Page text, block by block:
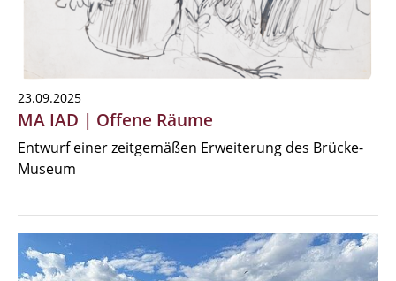
23.09.2025
MA IAD | Offene Räume
Entwurf einer zeitgemäßen Erweiterung des Brücke-
Museum